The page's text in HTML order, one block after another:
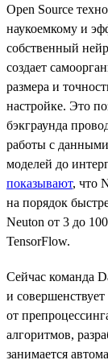
Open Source
наукоемкому и
собственный
создает
размера и
настройке. Это
бэкграунда
работы с
моделей до
показывают, что
на порядок
Neuton от 3 до
TensorFlow.
Сейчас команда
и
от
алгоритмов,
занимается